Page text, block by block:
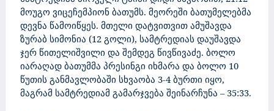
მოუგო ვიცეჩემპიონ ბათუმს. მეორეში ბათუმელებმა
დევნა წამოიწყეს. მთელი დატვითვით ამუშავდა
ზურაბ სიმონია (12 გოლი), სამტრედიას დაუშავდა
ჯერ წითელიშვილი და შემდეგ წივწივაძე. ბოლო
იარაღად ბათუმმა პრესინგი იხმარა და ბოლო 10
წუთის განმავლობაში სხვაობა 3-4 ბურთი იყო,
მაგრამ სამტრედიამ გამარჯვება შეინარჩუნა – 35:33.